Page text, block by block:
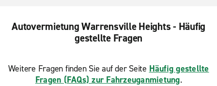
Autovermietung Warrensville Heights - Häufig
gestellte Fragen
Weitere Fragen finden Sie auf der Seite Häufig gestellte
Fragen (FAQs) zur Fahrzeuganmietung.